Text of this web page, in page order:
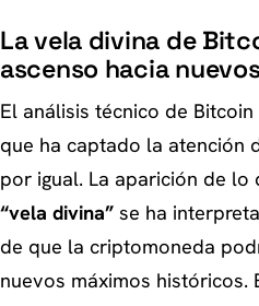
La vela divina de
ascenso hacia
El análisis técnico de
que ha captado la atención
por igual. La aparición de lo
“vela divina” se ha
de que la criptomoneda
nuevos máximos históricos.